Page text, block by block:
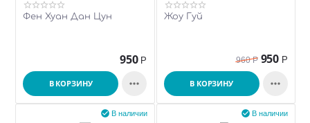
Фен Хуан Дан Цун
950 Р
В КОРЗИНУ 
Жоу Гуй
960 Р 950 Р
В КОРЗИНУ 
В наличии
 В наличии
